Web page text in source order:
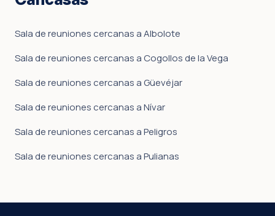
Sala de reuniones cercanas a Albolote
Sala de reuniones cercanas a Cogollos de la Vega
Sala de reuniones cercanas a Güevéjar
Sala de reuniones cercanas a Nívar
Sala de reuniones cercanas a Peligros
Sala de reuniones cercanas a Pulianas